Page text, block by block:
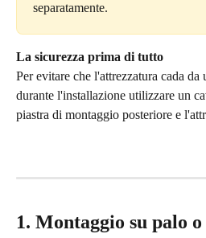
separatamente.
La sicurezza prima di tutto
Per evitare che l'attrezzatura cada da
durante l'installazione utilizzare un
piastra di montaggio posteriore e
1. Montaggio su palo